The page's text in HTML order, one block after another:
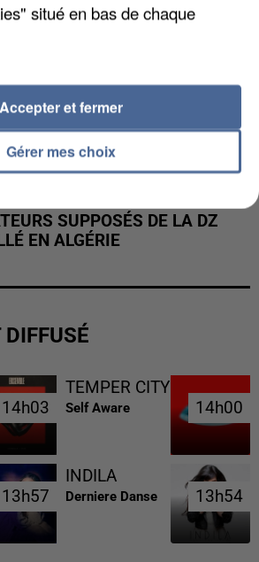
SUPPOSÉS DE LA DZ
EN ALGÉRIE
14h03
14h03
TEMPER CITY
Self Aware 14h00
14h00
13h57
13h57
INDILA
Derniere Danse 13h54
13h54
situé en bas de chaque
Gérer mes choix
Accepter et fermer